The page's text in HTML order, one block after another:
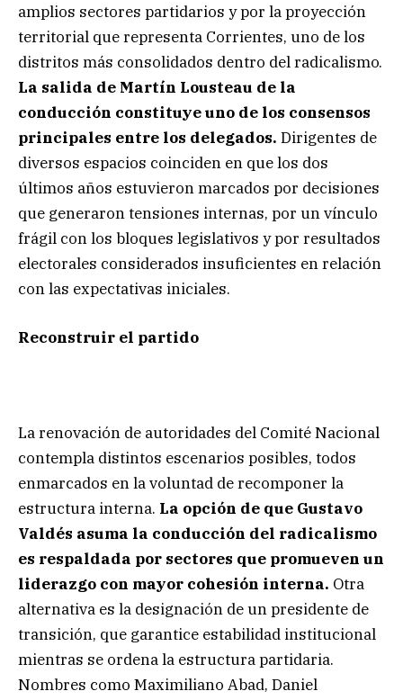
amplios sectores partidarios y por la proyección
territorial que representa Corrientes, uno de los
distritos más consolidados dentro del radicalismo.
La salida de Martín Lousteau de la
conducción constituye uno de los consensos
principales entre los delegados. Dirigentes de
diversos espacios coinciden en que los dos
últimos años estuvieron marcados por decisiones
que generaron tensiones internas, por un vínculo
frágil con los bloques legislativos y por resultados
electorales considerados insuficientes en relación
con las expectativas iniciales.
Reconstruir el partido
La renovación de autoridades del Comité Nacional
contempla distintos escenarios posibles, todos
enmarcados en la voluntad de recomponer la
estructura interna. La opción de que Gustavo
Valdés asuma la conducción del radicalismo
es respaldada por sectores que promueven un
liderazgo con mayor cohesión interna. Otra
alternativa es la designación de un presidente de
transición, que garantice estabilidad institucional
mientras se ordena la estructura partidaria.
Nombres como Maximiliano Abad, Daniel